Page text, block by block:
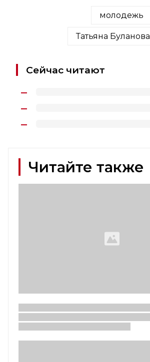
молодежь
Татьяна Буланова
Сейчас читают
Читайте также